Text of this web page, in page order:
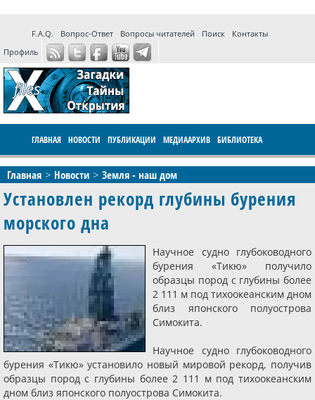
F.A.Q. Вопрос-Ответ Вопросы читателей Поиск
Контакты
Профиль
ГЛАВНАЯ НОВОСТИ ПУБЛИКАЦИИ МЕДИААРХИВ БИБЛИОТЕКА
ПРОГРАММЫ ФОРУМ LIVE
Главная Новости Земля - наш дом
Установлен рекорд глубины бурения
морского дна
Научное судно глубоководного
бурения «Тикю» получило
образцы пород с глубины более
2 111 м под тихоокеанским дном
близ японского полуострова
Симокита.
Научное судно глубоководного
бурения «Тикю» установило новый мировой рекорд, получив
образцы пород с глубины более 2 111 м под тихоокеанским
дном близ японского полуострова Симокита.